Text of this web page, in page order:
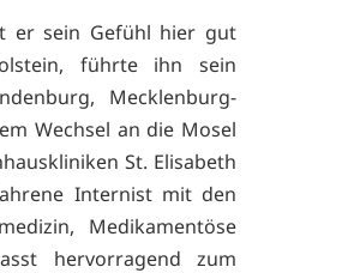
er sein Gefühl hier gut
führte ihn sein
Mecklenburg-
Wechsel an die Mosel
St. Elisabeth
Internist mit den
Medikamentöse
hervorragend zum